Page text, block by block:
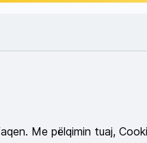
Me pëlqimin tuaj,